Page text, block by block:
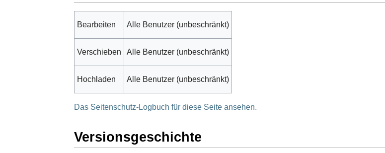
Bearbeiten Alle Benutzer (unbeschränkt)
Verschieben Alle Benutzer (unbeschränkt)
Hochladen Alle Benutzer (unbeschränkt)
Das Seitenschutz-Logbuch für diese Seite ansehen.
Versionsgeschichte